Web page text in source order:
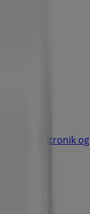
Elektronik